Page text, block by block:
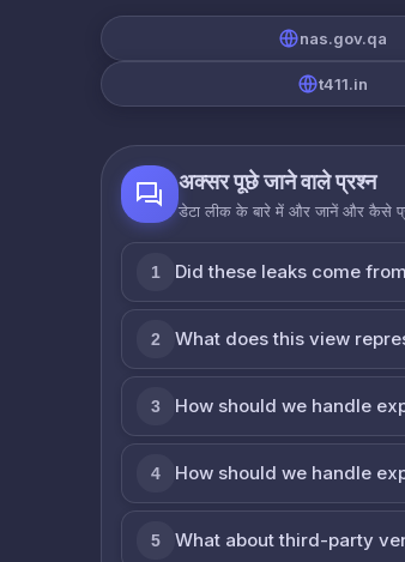
nas.gov.qa
t411.in
अक्सर पूछे जाने वाले प्रश्न
डेटा लीक के बारे में और जानें और कैसे
1 Did these leaks come
2 What does this view
3 How should we handle
4 How should we handle
5 What about third-party